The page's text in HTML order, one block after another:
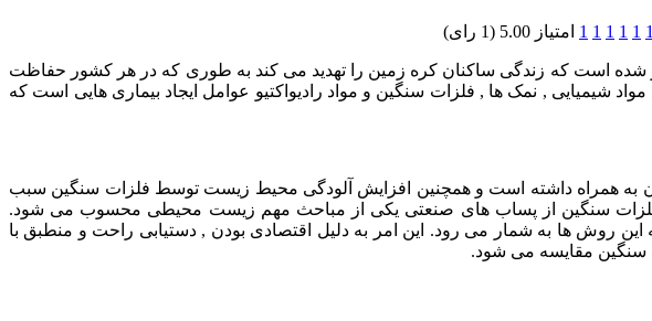
1
1
1
1
1
1 امتیاز 5.00 (1 رای)
شده است که زندگی ساکنان کره زمین را تهدید می کند به طوری که در هر کشور حفاظت
شیمیایی , نمک ها , فلزات سنگین و مواد رادیواکتیو عوامل ایجاد بیماری هایی است که
همراه داشته است و همچنین افزایش آلودگی محیط زیست توسط فلزات سنگین سبب
فلزات سنگین از پساب های صنعتی یکی از مباحث مهم زیست محیطی محسوب می شود.
روش ها به شمار می رود. این امر به دلیل اقتصادی بودن , دستیابی راحت و منطبق با
سنگین مقایسه می شود.